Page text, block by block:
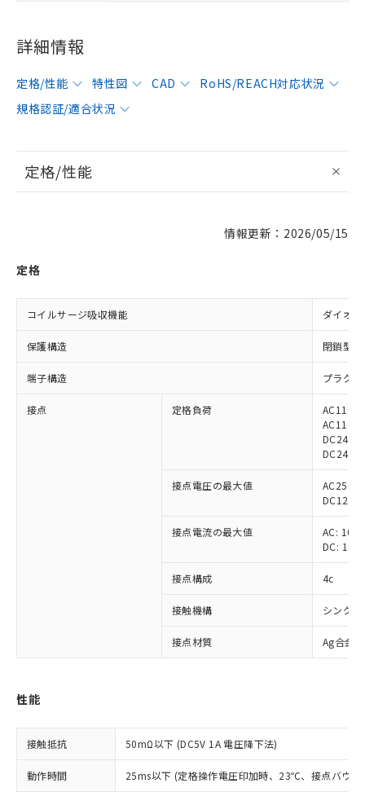
詳細情報
定格/性能 特性図 CAD
RoHS/REACH対応状況
規格認証/適合状況
定格/性能
情報更新：2026/05/15
定格
コイルサージ吸収機能 ダイオ
保護構造 閉鎖型
端子構造 プラグ
接点 定格負荷
AC110V
AC110V
DC24V
DC24V
接点電圧の最大値
AC250V
DC125V
接点電流の最大値
AC: 10A
DC: 10A
接点構成 4c
接触機構 シングル
接点材質 Ag合金
性能
接触抵抗 50mΩ以下 (DC5V 1A 電圧降下法)
動作時間 25ms以下 (定格操作電圧印加時、23℃、接点バウン
※1 対応状況
対応済み：EU RoHS指令（10物質）の
非含有に対応した製品が提供可能な商品で